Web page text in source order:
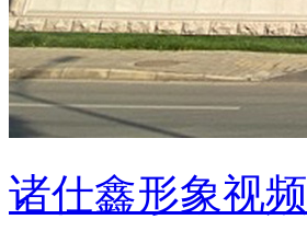
诸仕鑫形象视频